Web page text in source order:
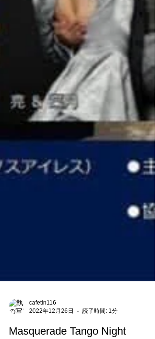
2022年12月26日
読了時間: 1分